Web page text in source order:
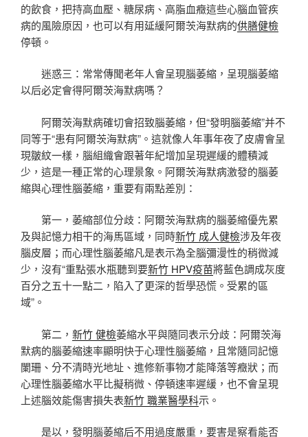
的飲食，把持高血壓、糖尿病、高脂血癥這些心腦血管疾
病的風險原因，也可以有用延緩阿爾茨海默病的供膳健檢
停頓。
迷惑三：常常傳聞老年人會呈現腦萎縮，呈現腦萎縮
以后必定會得阿爾茨海默病嗎？
阿爾茨海默病確切會招致腦萎縮，但“發明腦萎縮”并不
同等于“患有阿爾茨海默病”。這就像人年事年夜了皮膚會呈
現皺紋一樣，腦組織會跟著年紀增加呈現遲緩的體積減
少，這是一種正常的心理景象。阿爾茨海默病激發的腦萎
縮與心理性腦萎縮，重要有兩點差別：
第一，萎縮部位分歧：阿爾茨海默病的腦萎縮優先累
及與記憶力相干的海馬區域，同時新竹 成人健檢涉及年夜
腦皮層；而心理性腦萎縮凡是表示為全腦彌漫性的稍微減
少，沒有“重點張水瓶聽到要新竹 HPV疫苗將藍色調成灰度
百分之五十一點二，陷入了更深的哲學恐慌。受累的區
域”。
第二， 新竹 健檢萎縮水平與隨同表示分歧：阿爾茨海
默病的腦萎縮速率顯明快于心理性腦萎縮，且常隨同記憶
闌珊、分不清時光地址、進修新事物才能降落等癥狀；而
心理性腦萎縮水平比擬稍微、停頓速率遲緩，也不會呈現
上述腦效能傷害損失表新竹 職業醫學科示。
是以，發明腦萎縮后不用過度嚴重，要害是察看能否